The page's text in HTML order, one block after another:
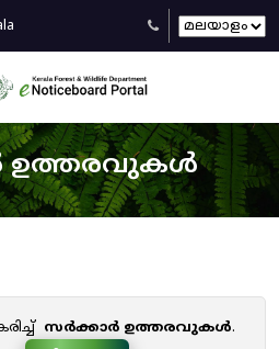
ഉത്തരവുകൾ
സർക്കാർ ഉത്തരവുകൾ.